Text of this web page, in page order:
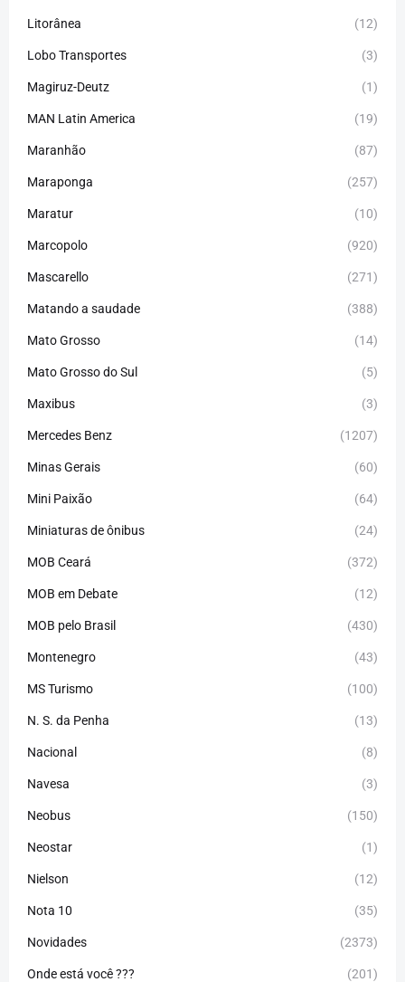
Litorânea (12)
Lobo Transportes (3)
Magiruz-Deutz (1)
MAN Latin America (19)
Maranhão (87)
Maraponga (257)
Maratur (10)
Marcopolo (920)
Mascarello (271)
Matando a saudade (388)
Mato Grosso (14)
Mato Grosso do Sul (5)
Maxibus (3)
Mercedes Benz (1207)
Minas Gerais (60)
Mini Paixão (64)
Miniaturas de ônibus (24)
MOB Ceará (372)
MOB em Debate (12)
MOB pelo Brasil (430)
Montenegro (43)
MS Turismo (100)
N. S. da Penha (13)
Nacional (8)
Navesa (3)
Neobus (150)
Neostar (1)
Nielson (12)
Nota 10 (35)
Novidades (2373)
Onde está você ??? (201)